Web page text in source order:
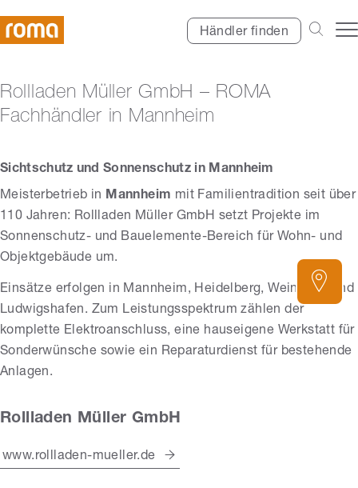
Händler finden
Rollladen Müller GmbH – ROMA
Fachhändler in Mannheim
Sichtschutz und Sonnenschutz in Mannheim
Meisterbetrieb in Mannheim mit Familientradition seit über
110 Jahren: Rollladen Müller GmbH setzt Projekte im
Sonnenschutz- und Bauelemente-Bereich für Wohn- und
Objektgebäude um.
Einsätze erfolgen in Mannheim, Heidelberg, Weinheim und
Ludwigshafen. Zum Leistungsspektrum zählen der
komplette Elektroanschluss, eine hauseigene Werkstatt für
Sonderwünsche sowie ein Reparaturdienst für bestehende
Anlagen.
Rollladen Müller GmbH
www.rollladen-mueller.de